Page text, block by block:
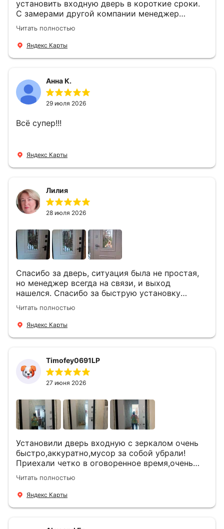
установить входную дверь в короткие сроки.
С замерами другой компании менеджер
компании Филлип, быстро предоставил нам
варианты дверей, монтаж тоже был очень
четкий, позвонили, согласовали и установили
Читать полностью
Яндекс Карты
Анна К.
29 июля 2026
Всё супер!!!
Яндекс Карты
Лилия
28 июля 2026
Спасибо за дверь, ситуация была не простая,
но менеджер всегда на связи, и выход
нашелся. Спасибо за быструю установку
Роману, один и привёз, и установил. Надеюсь,
что дверь нам долго послужит
Читать полностью
Яндекс Карты
Timofey0691LP
27 июня 2026
Установили дверь входную с зеркалом очень
быстро,аккуратно,мусор за собой убрали!
Приехали четко в оговоренное время,очень
вежливые,деликатные рабочие .Все
понравилось и дверь ,и работа и цена!
Читать полностью
Яндекс Карты